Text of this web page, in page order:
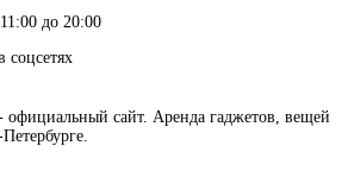
до 20:00
соцсетях
сайт. Аренда гаджетов, вещей